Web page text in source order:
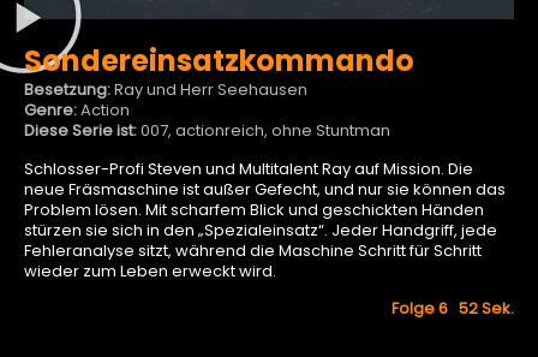
Sondereinsatzkommando
Besetzung:Ray und Herr Seehausen
Genre:Action
Diese Serie ist:007, actionreich, ohne Stuntman
Schlosser-Profi Steven und Multitalent Ray auf Mission. Die
neue Fräsmaschine ist außer Gefecht, und nur sie können das
Problem lösen. Mit scharfem Blick und geschickten Händen
stürzen sie sich in den „Spezialeinsatz“. Jeder Handgriff, jede
Fehleranalyse sitzt, während die Maschine Schritt für Schritt
wieder zum Leben erweckt wird.
Folge 6 52Sek.